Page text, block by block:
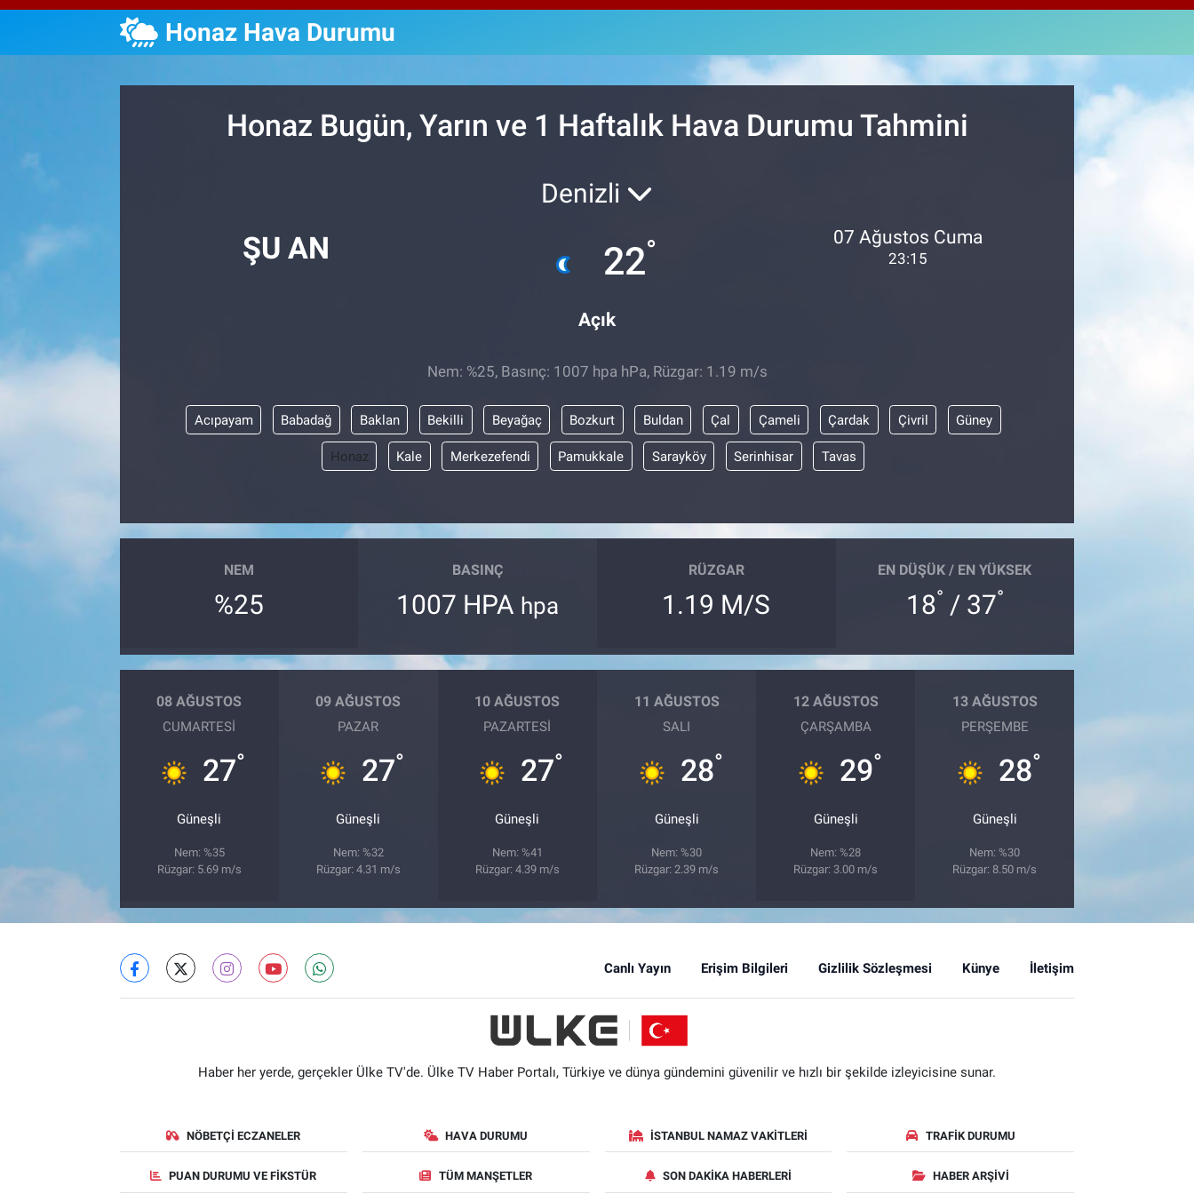
BİST100
13.773
Honaz Hava Durumu
Honaz Bugün, Yarın ve 1 Haftalık Hava Durumu Tahmini
ŞU AN
Denizli
22°
Açık
07 Ağustos Cuma
23:15
Nem: %25, Basınç: 1007 hpa hPa, Rüzgar: 1.19 m/s
Acıpayam Babadağ Baklan Bekilli Beyağaç Bozkurt Buldan Çal Çameli Çardak Çivril Güney
Honaz Kale Merkezefendi Pamukkale Sarayköy Serinhisar Tavas
NEM
%25
BASINÇ
1007 HPA hpa
RÜZGAR
1.19 M/S
EN DÜŞÜK / EN YÜKSEK
18° / 37°
08 AĞUSTOS
CUMARTESI
27°
Güneşli
Nem: %35
Rüzgar: 5.69 m/s
09 AĞUSTOS
PAZAR
27°
Güneşli
Nem: %32
Rüzgar: 4.31 m/s
10 AĞUSTOS
PAZARTESI
27°
Güneşli
Nem: %41
Rüzgar: 4.39 m/s
11 AĞUSTOS
SALI
28°
Güneşli
Nem: %30
Rüzgar: 2.39 m/s
12 AĞUSTOS
ÇARŞAMBA
29°
Güneşli
Nem: %28
Rüzgar: 3.00 m/s
13 AĞUSTOS
PERŞEMBE
28°
Güneşli
Nem: %30
Rüzgar: 8.50 m/s
Canlı Yayın Erişim Bilgileri Gizlilik Sözleşmesi Künye İletişim
Haber her yerde, gerçekler Ülke TV'de. Ülke TV Haber Portalı, Türkiye ve dünya gündemini güvenilir ve hızlı bir şekilde izleyicisine sunar.
NÖBETÇI ECZANELER HAVA DURUMU İSTANBUL NAMAZ VAKITLERI TRAFIK DURUMU
PUAN DURUMU VE FIKSTÜR TÜM MANŞETLER SON DAKIKA HABERLERI HABER ARŞIVI
Özel Haberler
Sağlık
Ramazan
Haber Arşivi